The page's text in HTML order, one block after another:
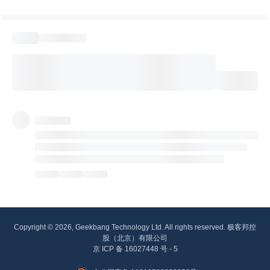
Copyright © 2026, Geekbang Technology Ltd. All rights reserved. 极客邦控
股（北京）有限公司
京 ICP 备 16027448 号 - 5